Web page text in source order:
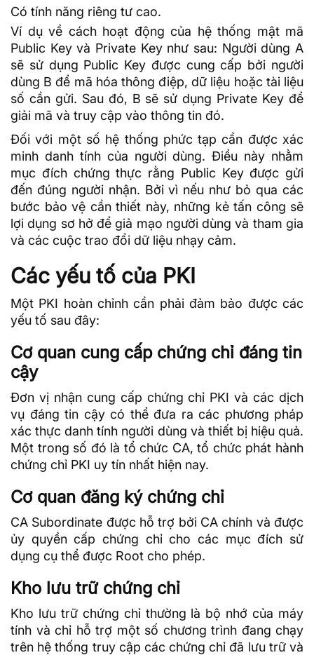
Có tính năng riêng tư cao.
Ví dụ về cách hoạt động của hệ thống mật mã
Public Key và Private Key như sau: Người dùng A
sẽ sử dụng Public Key được cung cấp bởi người
dùng B để mã hóa thông điệp, dữ liệu hoặc tài liệu
số cần gửi. Sau đó, B sẽ sử dụng Private Key để
giải mã và truy cập vào thông tin đó.
Đối với một số hệ thống phức tạp cần được xác
minh danh tính của người dùng. Điều này nhằm
mục đích chứng thực rằng Public Key được gửi
đến đúng người nhận. Bởi vì nếu như bỏ qua các
bước bảo vệ cần thiết này, những kẻ tấn công sẽ
lợi dụng sơ hở để giả mạo người dùng và tham gia
và các cuộc trao đổi dữ liệu nhạy cảm.
Các yếu tố của PKI
Một PKI hoàn chỉnh cần phải đảm bảo được các
yếu tố sau đây:
Cơ quan cung cấp chứng chỉ đáng tin
cậy
Đơn vị nhận cung cấp chứng chỉ PKI và các dịch
vụ đáng tin cậy có thể đưa ra các phương pháp
xác thực danh tính người dùng và thiết bị hiệu quả.
Một trong số đó là tổ chức CA, tổ chức phát hành
chứng chỉ PKI uy tín nhất hiện nay.
Cơ quan đăng ký chứng chỉ
CA Subordinate được hỗ trợ bởi CA chính và được
ủy quyền cấp chứng chỉ cho các mục đích sử
dụng cụ thể được Root cho phép.
Kho lưu trữ chứng chỉ
Kho lưu trữ chứng chỉ thường là bộ nhớ của máy
tính và chỉ hỗ trợ một số chương trình đang chạy
trên hệ thống truy cập các chứng chỉ đã lưu trữ và